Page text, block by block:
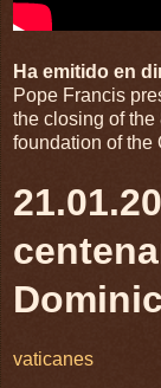
Ha emitido en
Pope Francis
the closing of
foundation of the
vaticanes